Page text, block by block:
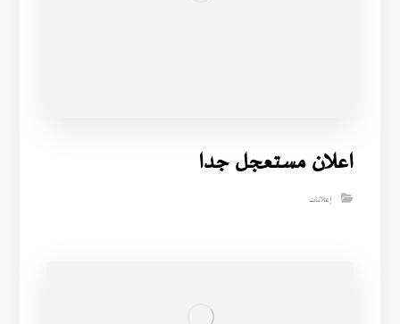
اعلان مستعجل جدا
إعلانات